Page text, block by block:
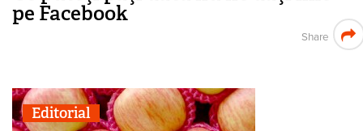
pe Facebook
Share
Editorial